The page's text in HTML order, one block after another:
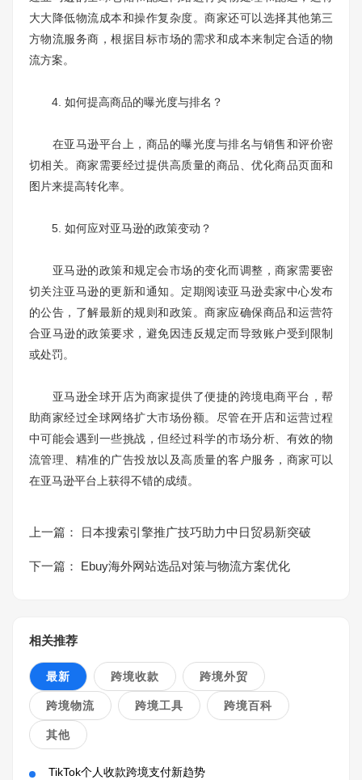
大大降低物流成本和操作复杂度。商家还可以选择其他第三
方物流服务商，根据目标市场的需求和成本来制定合适的物
流方案。
4. 如何提高商品的曝光度与排名？
在亚马逊平台上，商品的曝光度与排名与销售和评价密
切相关。商家需要经过提供高质量的商品、优化商品页面和
图片来提高转化率。
5. 如何应对亚马逊的政策变动？
亚马逊的政策和规定会市场的变化而调整，商家需要密
切关注亚马逊的更新和通知。定期阅读亚马逊卖家中心发布
的公告，了解最新的规则和政策。商家应确保商品和运营符
合亚马逊的政策要求，避免因违反规定而导致账户受到限制
或处罚。
亚马逊全球开店为商家提供了便捷的跨境电商平台，帮
助商家经过全球网络扩大市场份额。尽管在开店和运营过程
中可能会遇到一些挑战，但经过科学的市场分析、有效的物
流管理、精准的广告投放以及高质量的客户服务，商家可以
在亚马逊平台上获得不错的成绩。
上一篇： 日本搜索引擎推广技巧助力中日贸易新突破
下一篇： Ebuy海外网站选品对策与物流方案优化
相关推荐
最新 跨境收款 跨境外贸
跨境物流 跨境工具 跨境百科
其他
TikTok个人收款跨境支付新趋势